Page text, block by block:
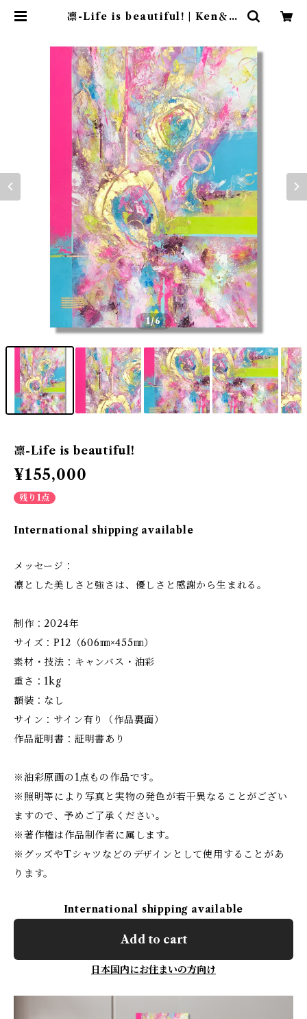
凛-Life is beautiful! | Ken＆M
1/6
凛-Life is beautiful!
¥155,000
残り1点
International shipping available
メッセージ：
凛とした美しさと強さは、優しさと感謝から生まれる。
制作：2024年
サイズ：P12（606㎜×455㎜）
素材・技法：キャンバス・油彩
重さ：1kg
額装：なし
サイン：サイン有り（作品裏面）
作品証明書：証明書あり
※油彩原画の1点もの作品です。
※照明等により写真と実物の発色が若干異なることがござい
ますので、予めご了承ください。
※著作権は作品制作者に属します。
※グッズやTシャツなどのデザインとして使用することがあ
ります。
International shipping available
Add to cart
日本国内にお住まいの方向け